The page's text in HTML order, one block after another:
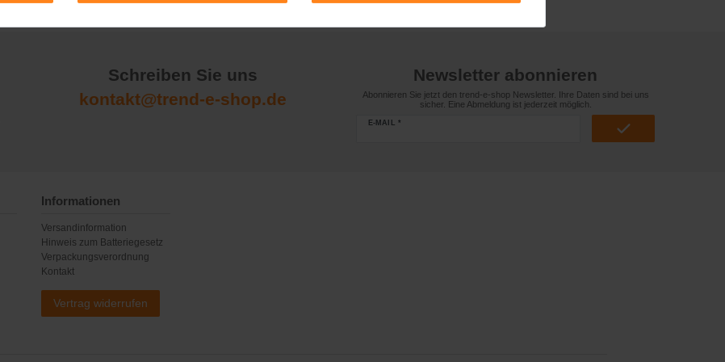
Schreiben Sie uns
kontakt@trend-e-shop.de
Newsletter abonnieren
Abonnieren Sie jetzt den trend-e-shop Newsletter. Ihre Daten sind bei uns
sicher. Eine Abmeldung ist jederzeit möglich.
E-MAIL *
Informationen
Versandinformation
Hinweis zum Batteriegesetz
Verpackungsverordnung
Kontakt
Vertrag widerrufen